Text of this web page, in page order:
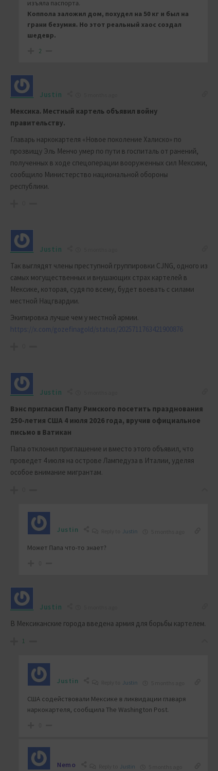
изъяла паспорта.
Коппола заложил дом, похудел на 50 кг и был на
грани безумия. Но этот реальный хаос создал
шедевр.
2
Justin
Мексика. Местный картель объявил войну
правительству.
Главарь наркокартеля «Новое поколение Халиско» по
прозвищу Эль Менчо умер по пути в госпиталь от ранений,
полученных в ходе спецоперации вооруженных сил Мексики,
сообщило Министерство национальной обороны
республики.
Justin
Так выглядят члены преступной группировки CJNG, одного из
самых могущественных и внушающих страх картелей в
Мексике, которая, судя по всему, будет воевать с силами
местной Нацгвардии.
Экипировка лучше чем у местной армии.
https://x.com/gozefinagold/status/2025711763421900876
Justin
Вэнс пригласил Папу Римского посетить празднования
250-летия США 4 июля 2026 года, вручив официальное
письмо в Ватикан
Папа отклонил приглашение и вместо этого объявил, что
проведет 4 июля на острове Лампедуза в Италии, уделяя
особое внимание мигрантам.
Justin Justin
Может Папа что-то знает?
Justin
В Мексиканские города введена армия для борьбы картелем.
1
Justin Justin
США содействовали Мексике в ликвидации главаря
наркокартеля, сообщила The Washington Post.
Nemo Justin